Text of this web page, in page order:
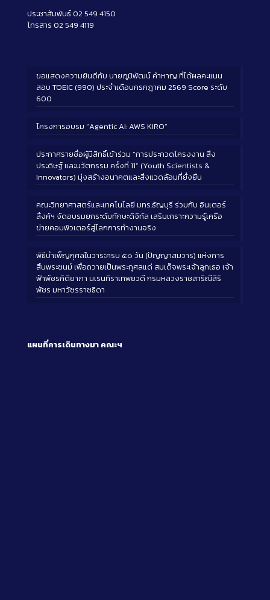
ประชาสัมพันธ์ 02 549 4150
โทรสาร 02 549 4119
ขอแสดงความยินดีกับ นายภูมิพัฒน์ คำหาญ ที่ได้ผลคะแนน
สอบ TOEIC (990) ประจำเดือนกรกฎาคม 2569 Score ระดับ
600
โครงการอบรม “Agentic AI: AWS KIRO”
ประกาศรายชื่อผู้มีสิทธิ์เข้าร่วม “การประกวดโครงงาน สิ่ง
ประดิษฐ์ และนวัตกรรม ครั้งที่ 11” (Youth Scientists &
Innovators) มุ่งสร้างอนาคตและสิ่งแวดล้อมที่ยั่งยืน
คณะวิทยาศาสตร์และเทคโนโลยี มทร.ธัญบุรี ร่วมกับ อินเตอร์
ลิ้งค์ฯ จัดอบรมยกระดับทักษะดิจิทัล เสริมเกราะความรู้เครือ
ข่ายคอมพิวเตอร์สู่โลกการทำงานจริง
พิธีบำเพ็ญกุศลในวาระครบ ๕๐ วัน (ปัญญาสมวาร) แห่งการ
สิ้นพระชนม์ เพื่อถวายเป็นพระกุศลแด่ สมเด็จพระเจ้าลูกเธอ เจ้า
ฟ้าพัชรกิติยาภา นเรนทิราเทพยวดี กรมหลวงราชสาริณีสิริ
พัชร มหาวัชรราชธิดา
แผนที่การเดินทางมา คณะฯ